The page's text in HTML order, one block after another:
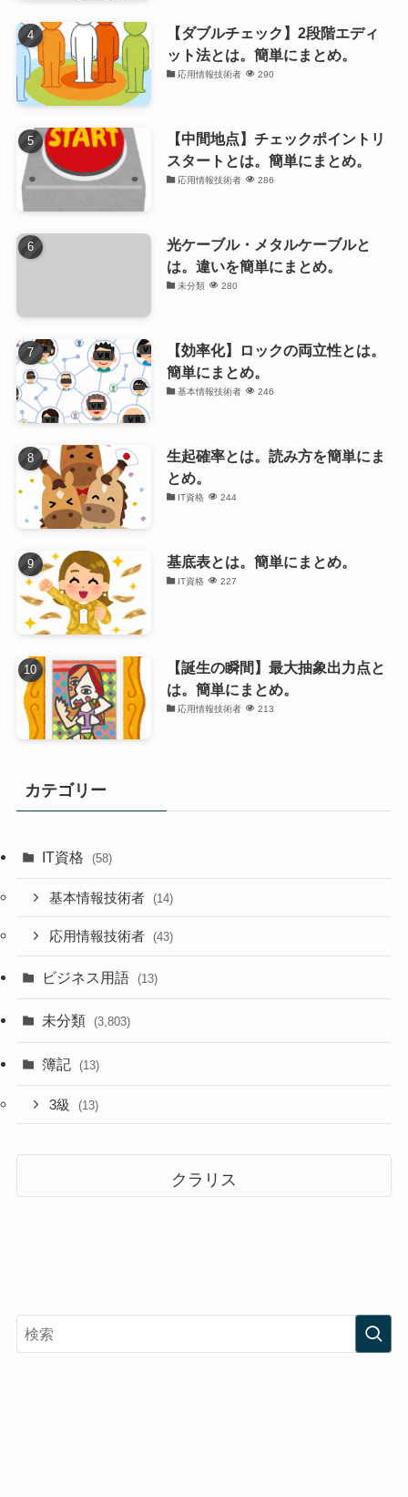
【ダブルチェック】2段階エディ
ット法とは。簡単にまとめ。
応用情報技術者 290
【中間地点】チェックポイントリ
スタートとは。簡単にまとめ。
応用情報技術者 286
光ケーブル・メタルケーブルと
は。違いを簡単にまとめ。
未分類 280
【効率化】ロックの両立性とは。
簡単にまとめ。
基本情報技術者 246
生起確率とは。読み方を簡単にま
とめ。
IT資格 244
基底表とは。簡単にまとめ。
IT資格 227
【誕生の瞬間】最大抽象出力点と
は。簡単にまとめ。
応用情報技術者 213
カテゴリー
IT資格 (58)
基本情報技術者 (14)
応用情報技術者 (43)
ビジネス用語 (13)
未分類 (3,803)
簿記 (13)
3級 (13)
クラリス